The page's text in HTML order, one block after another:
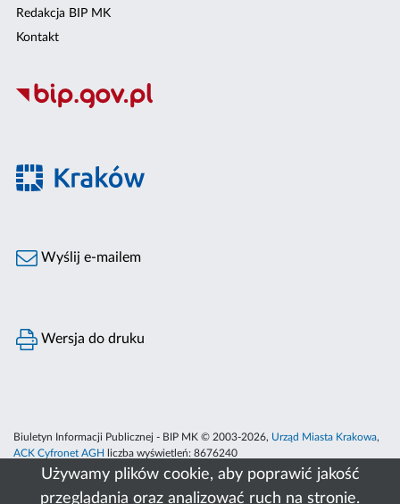
Używamy plików cookie, aby poprawić jakość
przeglądania oraz analizować ruch na stronie.
Redakcja BIP MK
Kontakt
Wyślij e-mailem
Wersja do druku
Biuletyn Informacji Publicznej - BIP MK © 2003-2026, Urząd Miasta Krakowa,
ACK Cyfronet AGH
liczba wyświetleń: 8676240